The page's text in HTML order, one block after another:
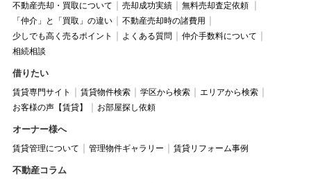
不動産売却・買取について 売却成功実績
無料売却査定依頼
「仲介」と「買取」の違い
不動産売却時の諸費用
少しでも高く売るポイント
よくある質問
仲介手数料について
相続相談
借りたい
賃貸専門サイト 賃貸物件検索 学区から検索
エリアから検索
お客様の声【賃貸】
お部屋探し依頼
オーナー様へ
賃貸管理について 管理物件ギャラリー 賃貸リフォーム事例
不動産コラム